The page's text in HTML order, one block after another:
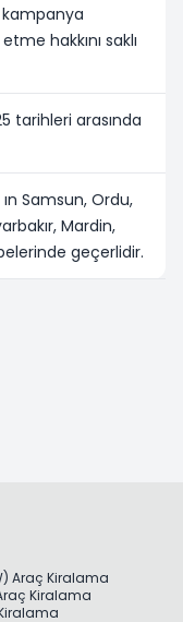
kampanya
hakkını saklı
tarihleri arasında
Samsun, Ordu,
Mardin,
geçerlidir.
Araç Kiralama
Kiralama